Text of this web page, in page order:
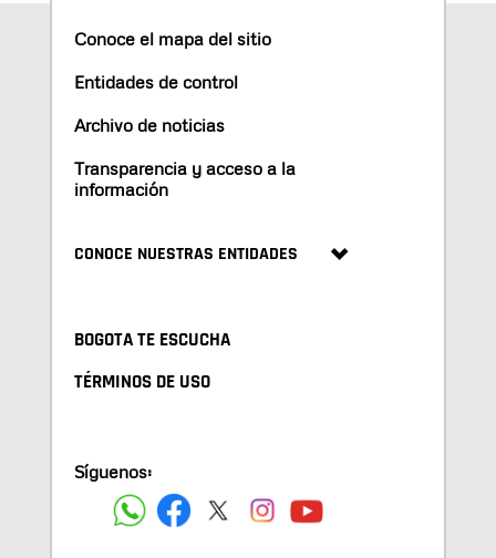
Conoce el mapa del sitio
Entidades de control
Archivo de noticias
Transparencia y acceso a la
información
CONOCE NUESTRAS ENTIDADES
BOGOTA TE ESCUCHA
TÉRMINOS DE USO
Síguenos: